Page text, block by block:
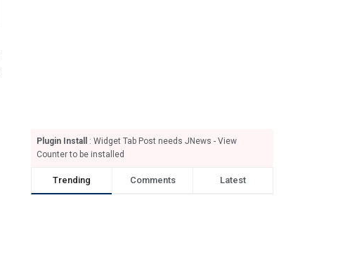
Plugin Install
: Widget Tab Post needs JNews - View
Counter to be installed
Trending Comments Latest